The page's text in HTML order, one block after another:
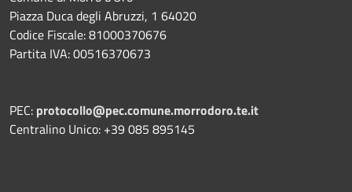
Piazza Duca degli Abruzzi, 1 64020
Codice Fiscale: 81000370676
Partita IVA: 00516370673
PEC: protocollo@pec.comune.morrodoro.te.it
Centralino Unico: +39 085 895145